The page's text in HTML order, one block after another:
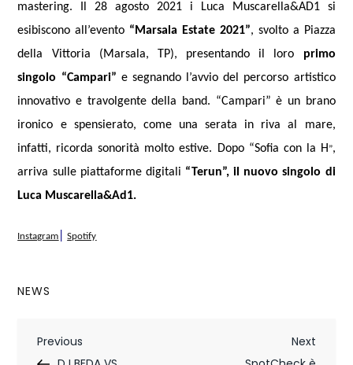
mastering. Il 28 agosto 2021 i Luca Muscarella&AD1 si
esibiscono all’evento “Marsala Estate 2021”, svolto a Piazza
della Vittoria (Marsala, TP), presentando il loro primo
singolo “Campari” e segnando l’avvio del percorso artistico
innovativo e travolgente della band. “Campari” è un brano
ironico e spensierato, come una serata in riva al mare,
infatti, ricorda sonorità molto estive. Dopo “Sofia con la H ”,
arriva sulle piattaforme digitali “Terun”, il nuovo singolo di
Luca Muscarella&Ad1.
Instagram |Spotify
NEWS
N
Previous
Previous
Next
Next